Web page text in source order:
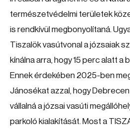
természetvédelmi területek
is rendkívül megbonyolítaná.
Tiszalök vasútvonal a józsaiak
kínálna arra, hogy 15 perc alatt a
Ennek érdekében 2025-ben
Jánosékat azzal, hogy
vállalná a józsai vasúti
parkoló kialakítását. Most a